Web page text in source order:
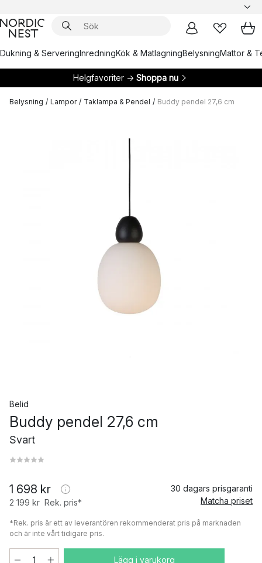
Dukning & ServeringInredningKök & MatlagningBelysningMattor &
Helgfavoriter → Shoppa nu
Belysning / Lampor / Taklampa & Pendel / Buddy pendel 27,6 cm
Belid
Buddy pendel 27,6 cm
Svart
1 698 kr
2 199 kr Rek. pris*
30 dagars prisgaranti
Matcha priset
*Rek. pris är ett av leverantören rekommenderat pris på marknaden
och är inte vårt tidigare pris.
Lägg i varukorg